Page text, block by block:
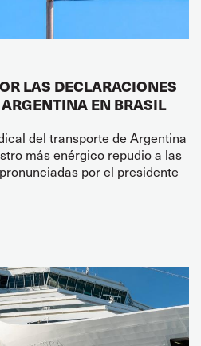
LAS DECLARACIONES
EN BRASIL
del transporte de Argentina
más enérgico repudio a las
por el presidente